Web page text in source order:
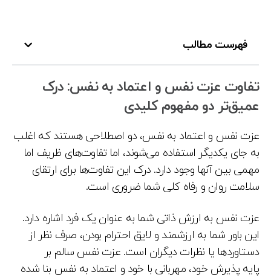
فهرست مطالب
تفاوت عزت نفس و اعتماد به نفس: درک
عمیق‌تر دو مفهوم کلیدی
عزت نفس و اعتماد به نفس، دو اصطلاحی هستند که اغلب
به جای یکدیگر استفاده می‌شوند، اما تفاوت‌های ظریف اما
مهمی بین آنها وجود دارد. درک این تفاوت‌ها برای ارتقای
سلامت روان و رفاه کلی شما ضروری است.
عزت نفس به ارزش ذاتی شما به عنوان یک فرد اشاره دارد.
این باور شما به ارزشمند و لایق احترام بودن، صرف نظر از
دستاوردها یا نظرات دیگران است. عزت نفس سالم بر
پایه پذیرش خود، مهربانی با خود و اعتماد به نفس بنا شده